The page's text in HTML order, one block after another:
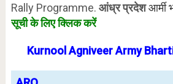
Rally Programme. आंध्रप्रदेशआर्मी
सूची के लिए क्लिक करें
KurnoolAgniveer Army